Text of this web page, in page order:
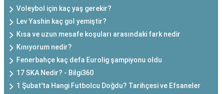
Voleybol için kaç yaş gerekir?
Lev Yashin kaç gol yemiştir?
Kısa ve uzun mesafe koşuları arasındaki fark nedir
Kınıyorum nedir?
Fenerbahçe kaç defa Eurolig şampiyonu oldu
17 SKA Nedir? - Bilgi360
1 Şubat'ta Hangi Futbolcu Doğdu? Tarihçesi ve Efsaneler